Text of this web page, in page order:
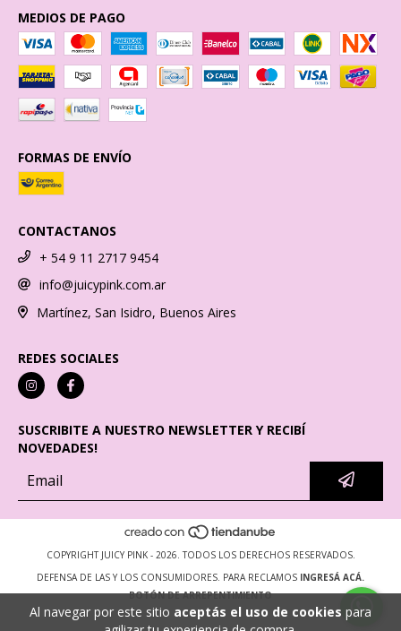
Al navegar por este sitio aceptás el uso de cookies para
MEDIOS DE PAGO
FORMAS DE ENVÍO
CONTACTANOS
+ 54 9 11 2717 9454
info@juicypink.com.ar
Martínez, San Isidro, Buenos Aires
REDES SOCIALES
SUSCRIBITE A NUESTRO NEWSLETTER Y RECIBÍ
NOVEDADES!
COPYRIGHT JUICY PINK - 2026. TODOS LOS DERECHOS RESERVADOS.
DEFENSA DE LAS Y LOS CONSUMIDORES. PARA RECLAMOS INGRESÁ ACÁ.
BOTÓN DE ARREPENTIMIENTO